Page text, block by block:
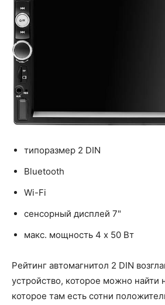
типоразмер 2 DIN
Bluetooth
Wi-Fi
сенсорный дисплей 7"
макс. мощность 4 x 50 Вт
Рейтинг автомагнитол 2 DIN
устройство, которое можно найти
которое там есть сотни